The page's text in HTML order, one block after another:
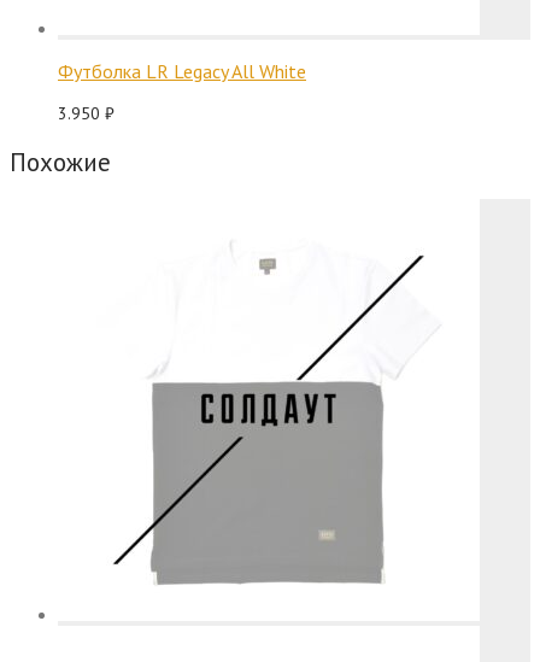
Футболка LR Legacy All White
3.950 ₽
Похожие